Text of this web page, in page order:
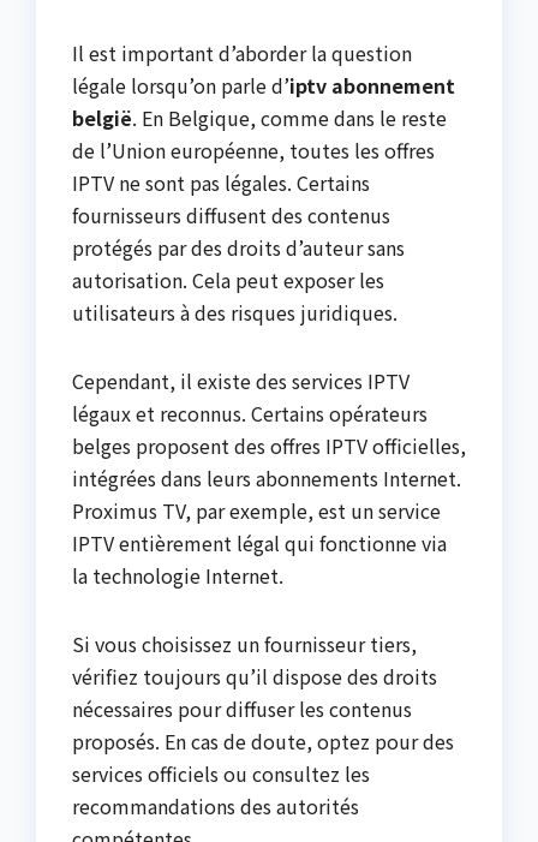
Il est important d’aborder la question
légale lorsqu’on parle d’iptv abonnement
belgië. En Belgique, comme dans le reste
de l’Union européenne, toutes les offres
IPTV ne sont pas légales. Certains
fournisseurs diffusent des contenus
protégés par des droits d’auteur sans
autorisation. Cela peut exposer les
utilisateurs à des risques juridiques.
Cependant, il existe des services IPTV
légaux et reconnus. Certains opérateurs
belges proposent des offres IPTV officielles,
intégrées dans leurs abonnements Internet.
Proximus TV, par exemple, est un service
IPTV entièrement légal qui fonctionne via
la technologie Internet.
Si vous choisissez un fournisseur tiers,
vérifiez toujours qu’il dispose des droits
nécessaires pour diffuser les contenus
proposés. En cas de doute, optez pour des
services officiels ou consultez les
recommandations des autorités